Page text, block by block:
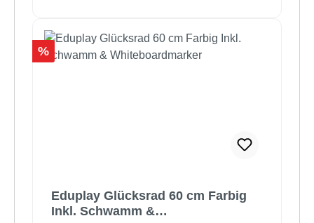
Rabatt
%
Eduplay Glücksrad 60 cm Farbig
Inkl. Schwamm &